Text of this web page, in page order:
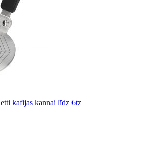
kafijas kannai līdz 6tz